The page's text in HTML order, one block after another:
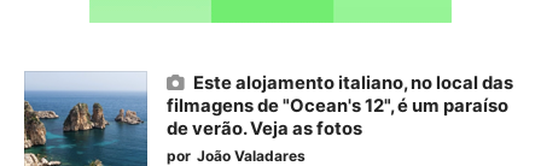
Este alojamento italiano, no local das
filmagens de "Ocean's 12", é um paraíso
de verão. Veja as fotos
por João Valadares